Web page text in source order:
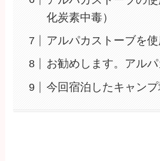
化炭素中毒）
アルパカストーブを
お勧めします。アル
今回宿泊したキャン